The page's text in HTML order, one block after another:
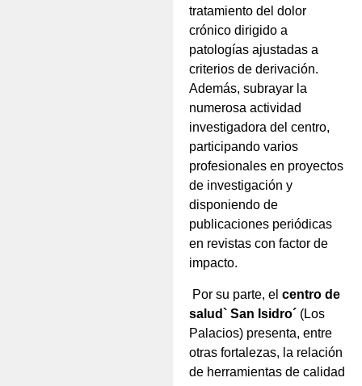
tratamiento del dolor
crónico dirigido a
patologías ajustadas a
criterios de derivación.
Además, subrayar la
numerosa actividad
investigadora del centro,
participando varios
profesionales en proyectos
de investigación y
disponiendo de
publicaciones periódicas
en revistas con factor de
impacto.
Por su parte, el centro de
salud` San Isidro´ (Los
Palacios) presenta, entre
otras fortalezas, la relación
de herramientas de calidad